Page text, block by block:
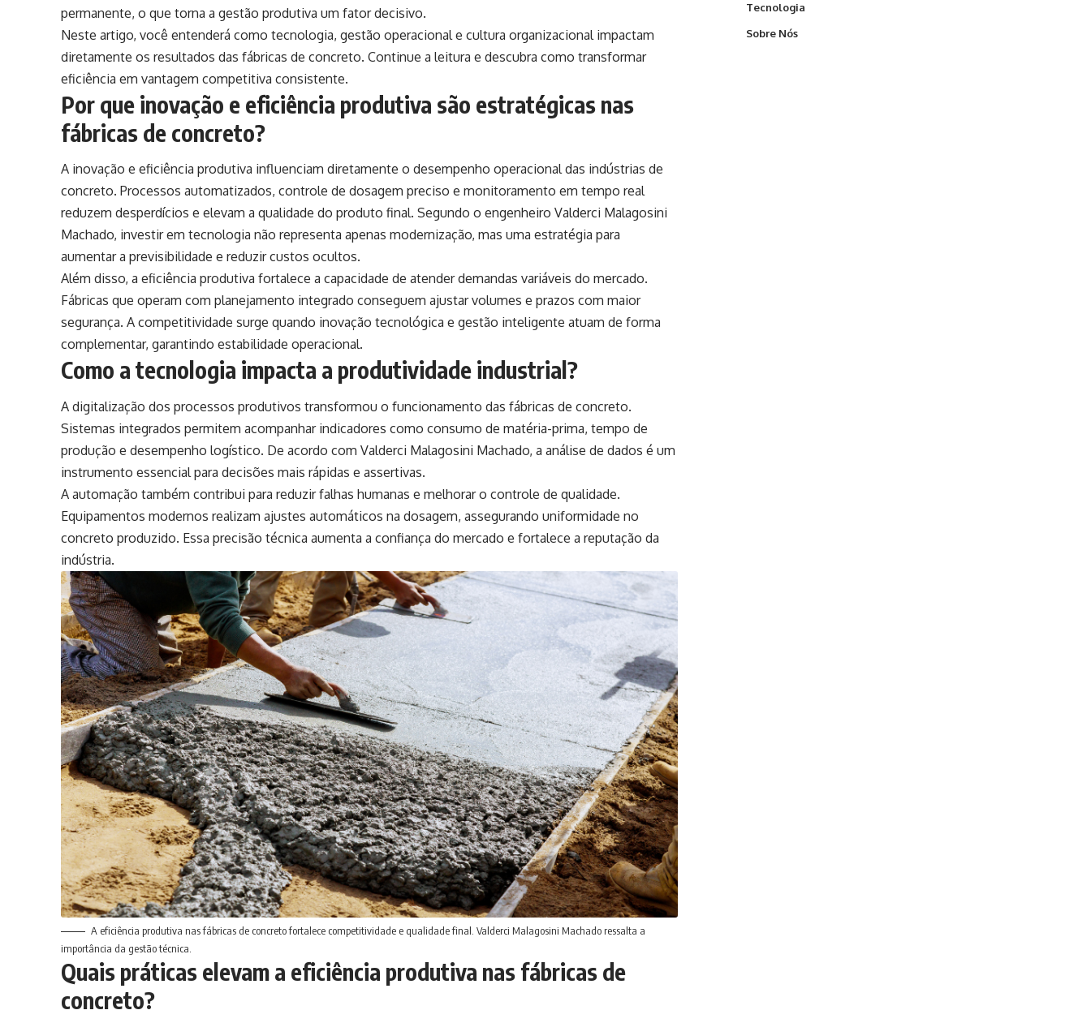
permanente, o que torna a gestão produtiva um fator decisivo.
Neste artigo, você entenderá como tecnologia, gestão operacional e cultura organizacional impactam
diretamente os resultados das fábricas de concreto. Continue a leitura e descubra como transformar
eficiência em vantagem competitiva consistente.
Por que inovação e eficiência produtiva são estratégicas nas
fábricas de concreto?
A inovação e eficiência produtiva influenciam diretamente o desempenho operacional das indústrias de
concreto. Processos automatizados, controle de dosagem preciso e monitoramento em tempo real
reduzem desperdícios e elevam a qualidade do produto final. Segundo o engenheiro Valderci Malagosini
Machado, investir em tecnologia não representa apenas modernização, mas uma estratégia para
aumentar a previsibilidade e reduzir custos ocultos.
Além disso, a eficiência produtiva fortalece a capacidade de atender demandas variáveis do mercado.
Fábricas que operam com planejamento integrado conseguem ajustar volumes e prazos com maior
segurança. A competitividade surge quando inovação tecnológica e gestão inteligente atuam de forma
complementar, garantindo estabilidade operacional.
Como a tecnologia impacta a produtividade industrial?
A digitalização dos processos produtivos transformou o funcionamento das fábricas de concreto.
Sistemas integrados permitem acompanhar indicadores como consumo de matéria-prima, tempo de
produção e desempenho logístico. De acordo com Valderci Malagosini Machado, a análise de dados é um
instrumento essencial para decisões mais rápidas e assertivas.
A automação também contribui para reduzir falhas humanas e melhorar o controle de qualidade.
Equipamentos modernos realizam ajustes automáticos na dosagem, assegurando uniformidade no
concreto produzido. Essa precisão técnica aumenta a confiança do mercado e fortalece a reputação da
indústria.
A eficiência produtiva nas fábricas de concreto fortalece competitividade e qualidade final. Valderci Malagosini Machado ressalta a
importância da gestão técnica.
Quais práticas elevam a eficiência produtiva nas fábricas de
concreto?
Tecnologia
Sobre Nós